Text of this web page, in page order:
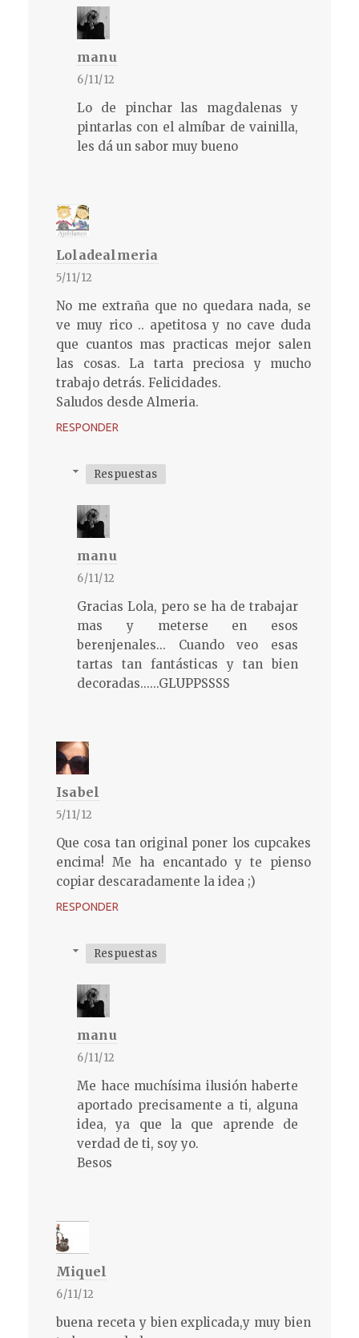
manu
6/11/12
Lo de pinchar las magdalenas y
pintarlas con el almíbar de vainilla,
les dá un sabor muy bueno
Loladealmeria
5/11/12
No me extraña que no quedara nada, se
ve muy rico .. apetitosa y no cave duda
que cuantos mas practicas mejor salen
las cosas. La tarta preciosa y mucho
trabajo detrás. Felicidades.
Saludos desde Almeria.
RESPONDER
Respuestas
manu
6/11/12
Gracias Lola, pero se ha de trabajar
mas y meterse en esos
berenjenales... Cuando veo esas
tartas tan fantásticas y tan bien
decoradas......GLUPPSSSS
Isabel
5/11/12
Que cosa tan original poner los cupcakes
encima! Me ha encantado y te pienso
copiar descaradamente la idea ;)
RESPONDER
Respuestas
manu
6/11/12
Me hace muchísima ilusión haberte
aportado precisamente a ti, alguna
idea, ya que la que aprende de
verdad de ti, soy yo.
Besos
Miquel
6/11/12
buena receta y bien explicada,y muy bien